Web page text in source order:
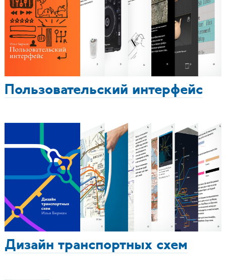
Пользовательский интерфейс
Дизайн транспортных схем